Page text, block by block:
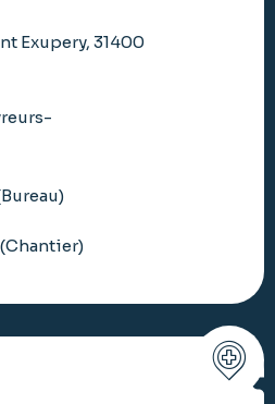
Exupery, 31400